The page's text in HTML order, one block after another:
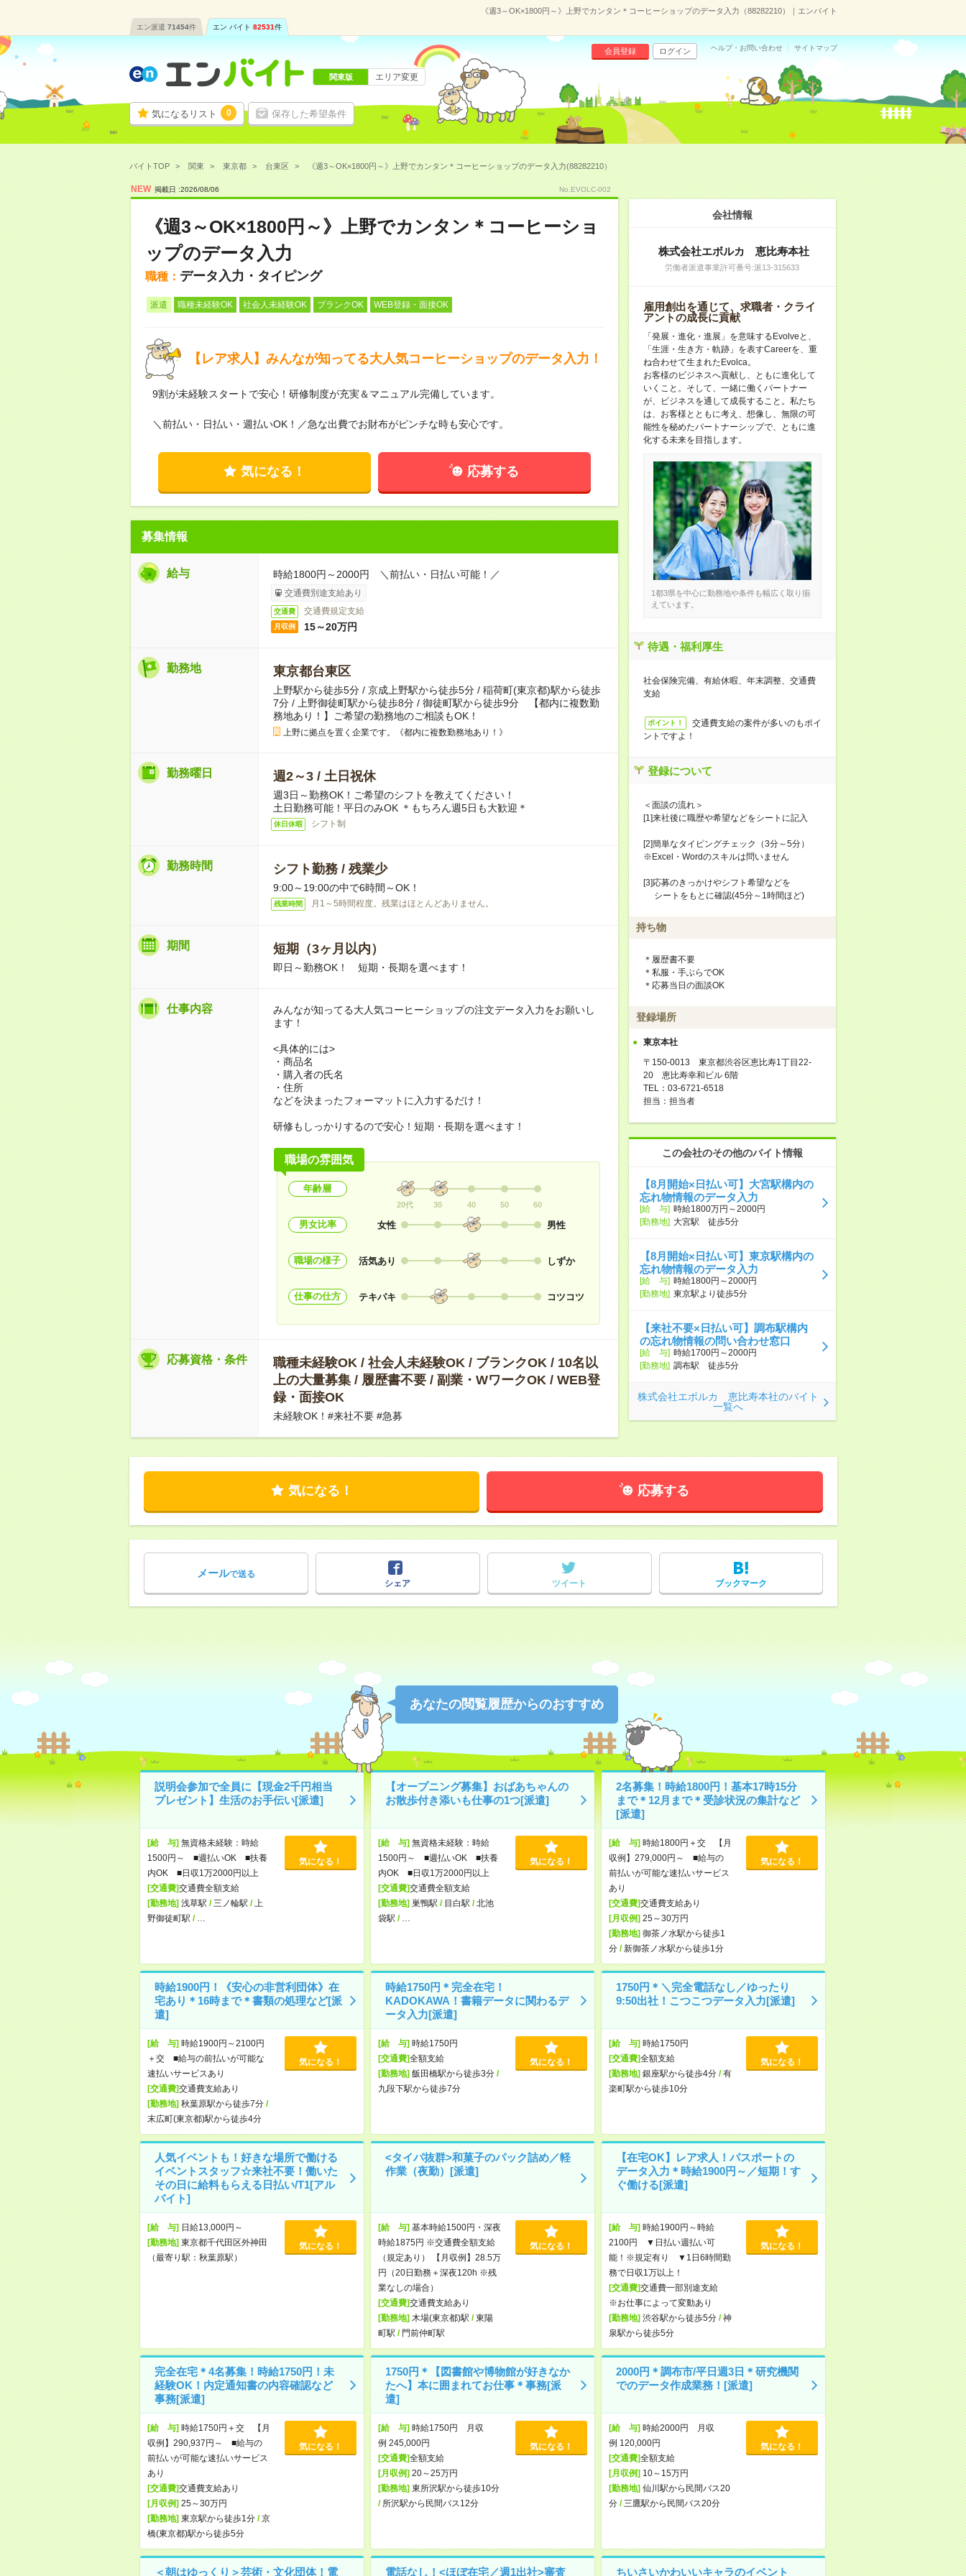
《週3～OK×1800円～》上野でカンタン＊コーヒーショップのデータ入力（88282210）｜エンバイト
エン派遣 71454件 エン バイト 82531件
気になるリスト 0 保存した希望条件
会員登録 ログイン ヘルプ・お問い合わせ サイトマップ
関東版 エリア変更
バイトTOP 関東 東京都 台東区 《週3～OK×1800円～》上野でカンタン＊コーヒーショップのデータ入力(88282210）
NEW 掲載日 :2026/08/06 No.EVOLC-002
《週3～OK×1800円～》上野でカンタン＊コーヒーショ
ップのデータ入力
職種： データ入力・タイピング
派遣 職種未経験OK 社会人未経験OK ブランクOK WEB登録・面接OK
【レア求人】みんなが知ってる大人気コーヒーショップのデータ入力！
9割が未経験スタートで安心！研修制度が充実＆マニュアル完備しています。
＼前払い・日払い・週払いOK！／急な出費でお財布がピンチな時も安心です。
気になる！ 応募する
募集情報
給与 時給1800円～2000円 ＼前払い・日払い可能！／
交通費別途支給あり
交通費 交通費規定支給
月収例 15～20万円
勤務地 東京都台東区
上野駅から徒歩5分 / 京成上野駅から徒歩5分 / 稲荷町(東京都)駅から徒歩
7分 / 上野御徒町駅から徒歩8分 / 御徒町駅から徒歩9分 【都内に複数勤
務地あり！】ご希望の勤務地のご相談もOK！
上野に拠点を置く企業です。《都内に複数勤務地あり！》
勤務曜日 週2～3 / 土日祝休
週3日～勤務OK！ご希望のシフトを教えてください！
土日勤務可能！平日のみOK ＊もちろん週5日も大歓迎＊
休日休暇 シフト制
勤務時間 シフト勤務 / 残業少
9:00～19:00の中で6時間～OK！
残業時間 月1～5時間程度。残業はほとんどありません。
期間 短期（3ヶ月以内）
即日～勤務OK！ 短期・長期を選べます！
仕事内容
みんなが知ってる大人気コーヒーショップの注文データ入力をお願いし
ます！
<具体的には>
・商品名
・購入者の氏名
・住所
などを決まったフォーマットに入力するだけ！
研修もしっかりするので安心！短期・長期を選べます！
職場の雰囲気
年齢層
20代 30 40 50 60
男女比率 女性 男性
職場の様子 活気あり しずか
仕事の仕方 テキパキ コツコツ
応募資格・条件
職種未経験OK / 社会人未経験OK / ブランクOK / 10名以
上の大量募集 / 履歴書不要 / 副業・WワークOK / WEB登
録・面接OK
未経験OK！#来社不要 #急募
会社情報
株式会社エボルカ 恵比寿本社
労働者派遣事業許可番号:派13‐315633
雇用創出を通じて、求職者・クライ
アントの成長に貢献
「発展・進化・進展」を意味するEvolveと、
「生涯・生き方・軌跡」を表すCareerを、重
ね合わせて生まれたEvolca。
お客様のビジネスへ貢献し、ともに進化して
いくこと。そして、一緒に働くパートナー
が、ビジネスを通して成長すること。私たち
は、お客様とともに考え、想像し、無限の可
能性を秘めたパートナーシップで、ともに進
化する未来を目指します。
1都3県を中心に勤務地や条件も幅広く取り揃
えています。
待遇・福利厚生
社会保険完備、有給休暇、年末調整、交通費
支給
ポイント！
交通費支給の案件が多いのもポイ
ントですよ！
登録について
＜面談の流れ＞
[1]来社後に職歴や希望などをシートに記入
[2]簡単なタイピングチェック（3分～5分）
※Excel・Wordのスキルは問いません
[3]応募のきっかけやシフト希望などを
シートをもとに確認(45分～1時間ほど)
持ち物
＊履歴書不要
＊私服・手ぶらでOK
＊応募当日の面談OK
登録場所
東京本社
〒150-0013 東京都渋谷区恵比寿1丁目22-
20 恵比寿幸和ビル 6階
TEL：03-6721-6518
担当：担当者
この会社のその他のバイト情報
【8月開始×日払い可】大宮駅構内の
忘れ物情報のデータ入力
[給 与] 時給1800万円～2000円
[勤務地] 大宮駅 徒歩5分
【8月開始×日払い可】東京駅構内の
忘れ物情報のデータ入力
[給 与] 時給1800円～2000円
[勤務地] 東京駅より徒歩5分
【来社不要×日払い可】調布駅構内
の忘れ物情報の問い合わせ窓口
[給 与] 時給1700円～2000円
[勤務地] 調布駅 徒歩5分
株式会社エボルカ 恵比寿本社のバイト
一覧へ
気になる！ 応募する
メールで送る
シェア
ツイート ブックマーク
あなたの閲覧履歴からのおすすめ
説明会参加で全員に【現金2千円相当
プレゼント】生活のお手伝い[派遣]
[給 与]無資格未経験：時給
1500円～ ■週払いOK ■扶養
内OK ■日収1万2000円以上
[交通費]交通費全額支給
[勤務地]浅草駅 / 三ノ輪駅 / 上
野御徒町駅 /
気になる！
【オープニング募集】おばあちゃんの
お散歩付き添いも仕事の1つ[派遣]
[給 与]無資格未経験：時給
1500円～ ■週払いOK ■扶養
内OK ■日収1万2000円以上
[交通費]交通費全額支給
[勤務地]巣鴨駅 / 目白駅 /北池
袋駅 /
気になる！
2名募集！時給1800円！基本17時15分
まで＊12月まで＊受診状況の集計など
[派遣]
[給 与]時給1800円＋交 【月
収例】279,000円～ ■給与の
前払いが可能な速払いサービス
あり
[交通費]交通費支給あり
[月収例]25～30万円
[勤務地]御茶ノ水駅から徒歩1
分/新御茶ノ水駅から徒歩1分
気になる！
時給1900円！《安心の非営利団体》在
宅あり＊16時まで＊書類の処理など[派
遣]
[給 与]時給1900円～2100円
＋交 ■給与の前払いが可能な
速払いサービスあり
[交通費]交通費支給あり
[勤務地]秋葉原駅から徒歩7分/
末広町(東京都)駅から徒歩4分
気になる！
時給1750円＊完全在宅！
KADOKAWA！書籍データに関わるデ
ータ入力[派遣]
[給 与]時給1750円
[交通費]全額支給
[勤務地]飯田橋駅から徒歩3分/
九段下駅から徒歩7分
気になる！
1750円＊＼完全電話なし／ゆったり
9:50出社！こつこつデータ入力[派遣]
[給 与]時給1750円
[交通費]全額支給
[勤務地]銀座駅から徒歩4分/有
楽町駅から徒歩10分
気になる！
人気イベントも！好きな場所で働ける
イベントスタッフ☆来社不要！働いた
その日に給料もらえる日払い/T1[アル
バイト]
[給 与]日給13,000円～
[勤務地]東京都千代田区外神田
（最寄り駅：秋葉原駅）
気になる！
<タイパ抜群>和菓子のパック詰め／軽
作業（夜勤）[派遣]
[給 与]基本時給1500円・深夜
時給1875円 ※交通費全額支給
（規定あり） 【月収例】28.5万
円（20日勤務＋深夜120h ※残
業なしの場合）
[交通費]交通費支給あり
[勤務地]木場(東京都)駅 /東陽
町駅 / 門前仲町駅
気になる！
【在宅OK】レア求人！パスポートの
データ入力＊時給1900円～／短期！す
ぐ働ける[派遣]
[給 与]時給1900円～時給
2100円 ▼日払い週払い可
能！※規定有り ▼1日6時間勤
務で日収1万以上！
[交通費]交通費一部別途支給
※お仕事によって変動あり
[勤務地]渋谷駅から徒歩5分/神
泉駅から徒歩5分
気になる！
完全在宅＊4名募集！時給1750円！未
経験OK！内定通知書の内容確認など
事務[派遣]
[給 与]時給1750円＋交 【月
収例】290,937円～ ■給与の
前払いが可能な速払いサービス
あり
[交通費]交通費支給あり
[月収例]25～30万円
[勤務地]東京駅から徒歩1分/京
橋(東京都)駅から徒歩5分
気になる！
1750円＊【図書館や博物館が好きなか
たへ】本に囲まれてお仕事＊事務[派
遣]
[給 与]時給1750円 月収
例 245,000円
[交通費]全額支給
[月収例]20～25万円
[勤務地]東所沢駅から徒歩10分
/ 所沢駅から民間バス12分
気になる！
2000円＊調布市/平日週3日＊研究機関
でのデータ作成業務！[派遣]
[給 与]時給2000円 月収
例 120,000円
[交通費]全額支給
[月収例]10～15万円
[勤務地]仙川駅から民間バス20
分/ 三鷹駅から民間バス20分
気になる！
＜朝はゆっくり＞芸術・文化団体！電 電話なし！<ほぼ在宅／週1出社>審査 ちいさいかわいいキャラのイベント